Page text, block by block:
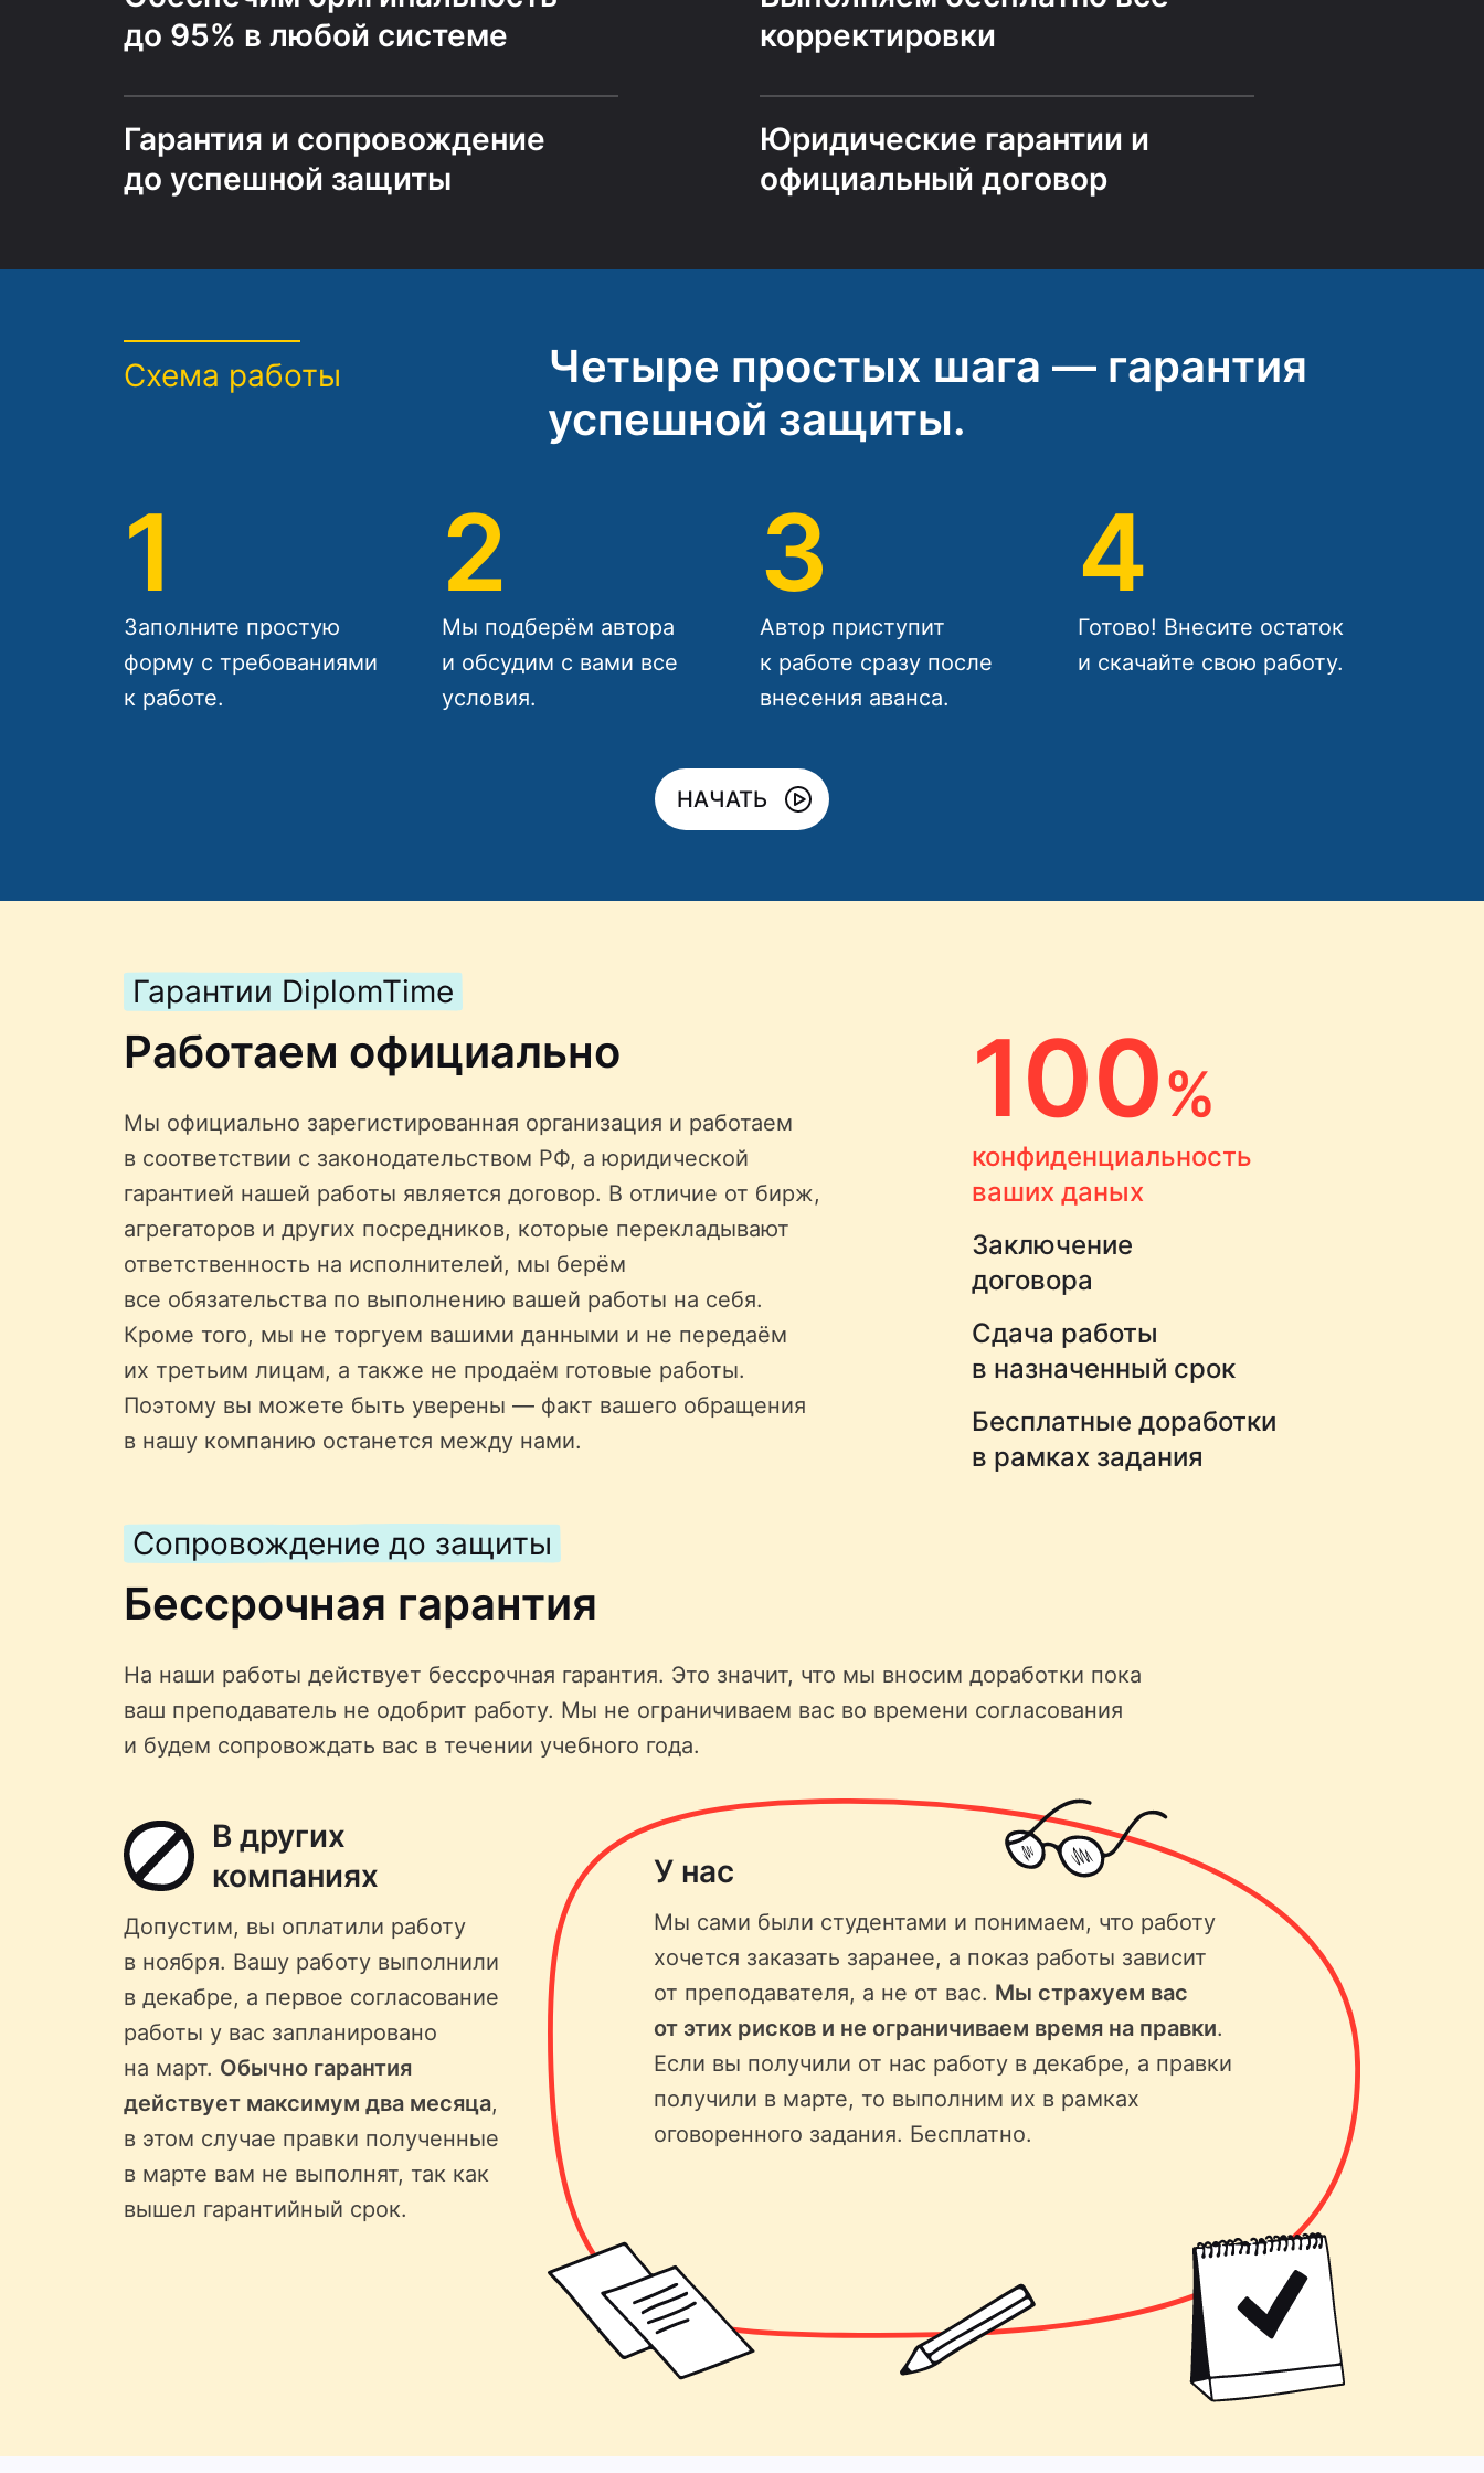
до 95% в любой системе
корректировки
Гарантия и сопровождение
до успешной защиты
Юридические гарантии и
официальный договор
Схема работы
Четыре простых шага — гарантия
успешной защиты.
1
Заполните простую
форму с требованиями
к работе.
2
Мы подберём автора
и обсудим с вами все
условия.
3
Автор приступит
к работе сразу после
внесения аванса.
4
Готово! Внесите остаток
и скачайте свою работу.
НАЧАТЬ
Гарантии DiplomTime
Работаем официально
Мы официально зарегистированная организация и работаем
в соответствии с законодательством РФ, а юридической
гарантией нашей работы является договор. В отличие от бирж,
агрегаторов и других посредников, которые перекладывают
ответственность на исполнителей, мы берём
все обязательства по выполнению вашей работы на себя.
Кроме того, мы не торгуем вашими данными и не передаём
их третьим лицам, а также не продаём готовые работы.
Поэтому вы можете быть уверены — факт вашего обращения
в нашу компанию останется между нами.
100%
конфиденциальность
ваших даных
Заключение
договора
Сдача работы
в назначенный срок
Бесплатные доработки
в рамках задания
Сопровождение до защиты
Бессрочная гарантия
На наши работы действует бессрочная гарантия. Это значит, что мы вносим доработки пока
ваш преподаватель не одобрит работу. Мы не ограничиваем вас во времени согласования
и будем сопровождать вас в течении учебного года.
В других
компаниях
Допустим, вы оплатили работу
в ноября. Вашу работу выполнили
в декабре, а первое согласование
работы у вас запланировано
на март. Обычно гарантия
действует максимум два месяца,
в этом случае правки полученные
в марте вам не выполнят, так как
вышел гарантийный срок.
У нас
Мы сами были студентами и понимаем, что работу
хочется заказать заранее, а показ работы зависит
от преподавателя, а не от вас. Мы страхуем вас
от этих рисков и не ограничиваем время на правки.
Если вы получили от нас работу в декабре, а правки
получили в марте, то выполним их в рамках
оговоренного задания. Бесплатно.